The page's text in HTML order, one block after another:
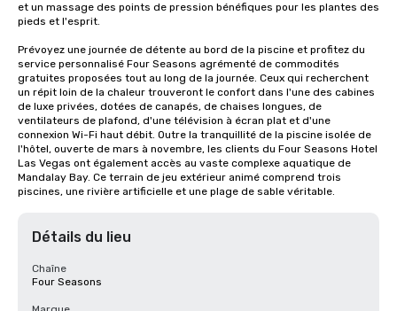
et un massage des points de pression bénéfiques pour les plantes des
pieds et l'esprit.
Prévoyez une journée de détente au bord de la piscine et profitez du
service personnalisé Four Seasons agrémenté de commodités
gratuites proposées tout au long de la journée. Ceux qui recherchent
un répit loin de la chaleur trouveront le confort dans l'une des cabines
de luxe privées, dotées de canapés, de chaises longues, de
ventilateurs de plafond, d'une télévision à écran plat et d'une
connexion Wi-Fi haut débit. Outre la tranquillité de la piscine isolée de
l'hôtel, ouverte de mars à novembre, les clients du Four Seasons Hotel
Las Vegas ont également accès au vaste complexe aquatique de
Mandalay Bay. Ce terrain de jeu extérieur animé comprend trois
piscines, une rivière artificielle et une plage de sable véritable.
Détails du lieu
Chaîne
Four Seasons